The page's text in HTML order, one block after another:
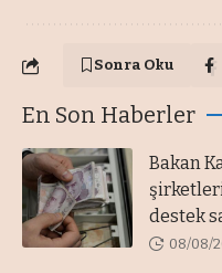
Sonra Oku
En Son Haberler
Bakan
destek
08/08/